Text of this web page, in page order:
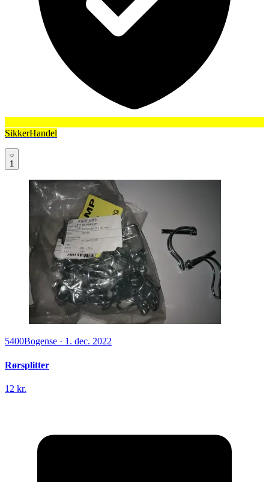
SikkerHandel
1
5400Bogense · 1. dec. 2022
Rørsplitter
12 kr.